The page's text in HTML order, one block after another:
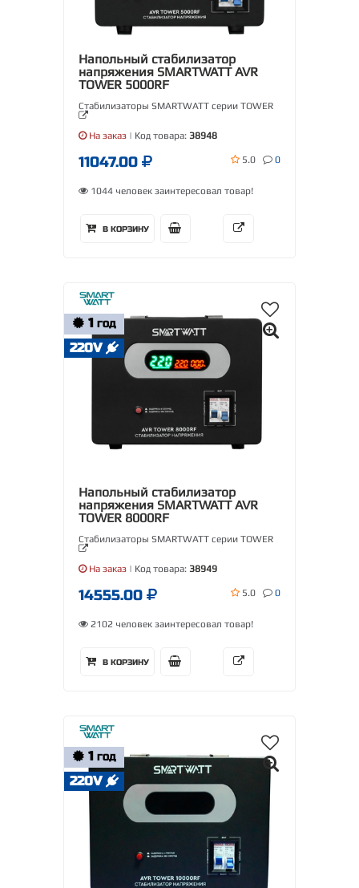
Напольный стабилизатор
напряжения SMARTWATT AVR
TOWER 5000RF
Стабилизаторы SMARTWATT серии TOWER
На заказ | Код товара: 38948
11047.00 5.0 0
1044 человек заинтересовал товар!
В КОРЗИНУ
1 ГОД
220V
Напольный стабилизатор
напряжения SMARTWATT AVR
TOWER 8000RF
Стабилизаторы SMARTWATT серии TOWER
На заказ | Код товара: 38949
14555.00 5.0 0
2102 человек заинтересовал товар!
В КОРЗИНУ
1 ГОД
220V